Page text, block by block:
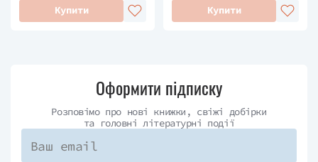
Купити
Купити
Оформити підписку
Розповімо про нові книжки, свіжі добірки
та головні літературні події